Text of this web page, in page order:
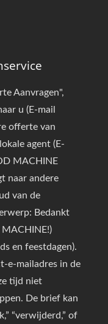
Aanvragen",
u (E-mail
offerte van
agent (E-
MACHINE
naar andere
van de
Bedankt
en feestdagen).
e-mailadres in de
tijd niet
De brief kan
“verwijderd,” of